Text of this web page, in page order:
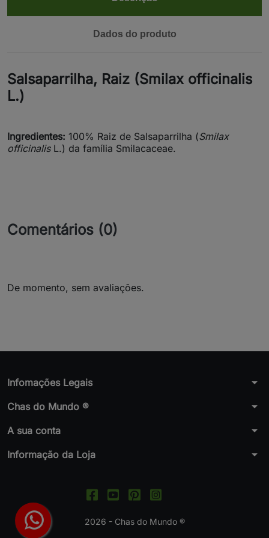
Dados do produto
Salsaparrilha, Raiz (Smilax officinalis
L.)
Ingredientes: 100% Raiz de Salsaparrilha (Smilax
officinalisL.) da família Smilacaceae.
Comentários (0)
De momento, sem avaliações.
Infomações Legais arrow_drop_down
Chas do Mundo ® arrow_drop_down
A sua conta arrow_drop_down
Informação da Loja arrow_drop_down
2026 - Chas do Mundo ®